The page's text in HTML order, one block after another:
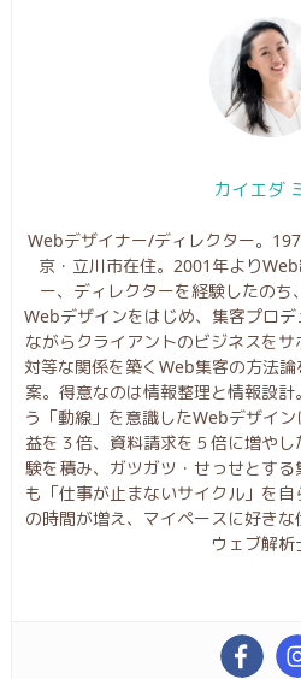
カイエダ
Webデザイナー/ディレクター。
京・立川市在住。2001年より
ー、ディレクターを経験したのち
Webデザインをはじめ、集客プロ
ながらクライアントのビジネスをサ
対等な関係を築くWeb集客の方法
案。得意なのは情報整理と情報設
う「動線」を意識したWebデザイ
益を３倍、資料請求を５倍に増や
験を積み、ガツガツ・せっせとす
も「仕事が止まないサイクル」を
の時間が増え、マイペースに好き
ウェブ解析